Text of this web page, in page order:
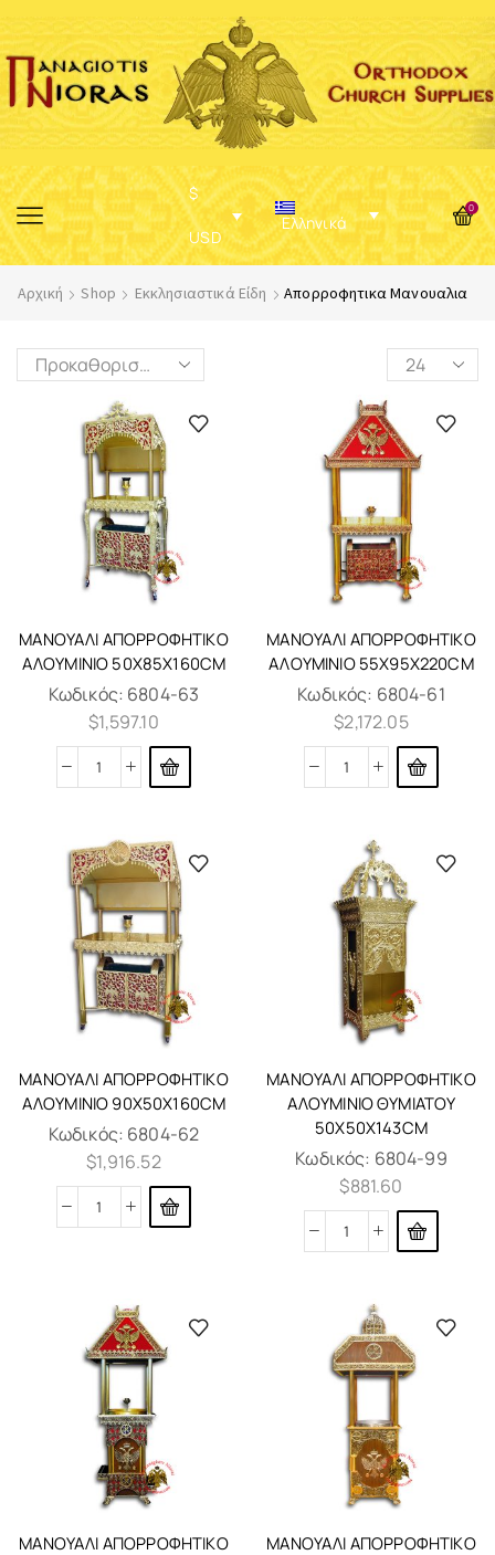
$
USD
Ελληνικά
0
Αρχική Shop Εκκλησιαστικά Είδη Απορροφητικα Μανουαλια
ΜΑΝΟΥΆΛΙ ΑΠΟΡΡΟΦΗΤΙΚΌ
ΑΛΟΥΜΊΝΙΟ 50X85X160CM
Κωδικός: 6804-63
$1,597.10
ΜΑΝΟΥΆΛΙ ΑΠΟΡΡΟΦΗΤΙΚΌ
ΑΛΟΥΜΊΝΙΟ 55X95X220CM
Κωδικός: 6804-61
$2,172.05
ΜΑΝΟΥΆΛΙ ΑΠΟΡΡΟΦΗΤΙΚΌ
ΑΛΟΥΜΊΝΙΟ 90X50X160CM
Κωδικός: 6804-62
$1,916.52
ΜΑΝΟΥΆΛΙ ΑΠΟΡΡΟΦΗΤΙΚΌ
ΑΛΟΥΜΊΝΙΟ ΘΥΜΙΑΤΟΎ
50X50X143CM
Κωδικός: 6804-99
$881.60
ΜΑΝΟΥΆΛΙ ΑΠΟΡΡΟΦΗΤΙΚΌ
ΜΑΝΟΥΆΛΙ ΑΠΟΡΡΟΦΗΤΙΚΌ